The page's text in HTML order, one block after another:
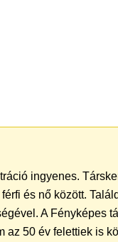
ingyenes.
és nő között.
A Fényképes
az 50 év felettiek is